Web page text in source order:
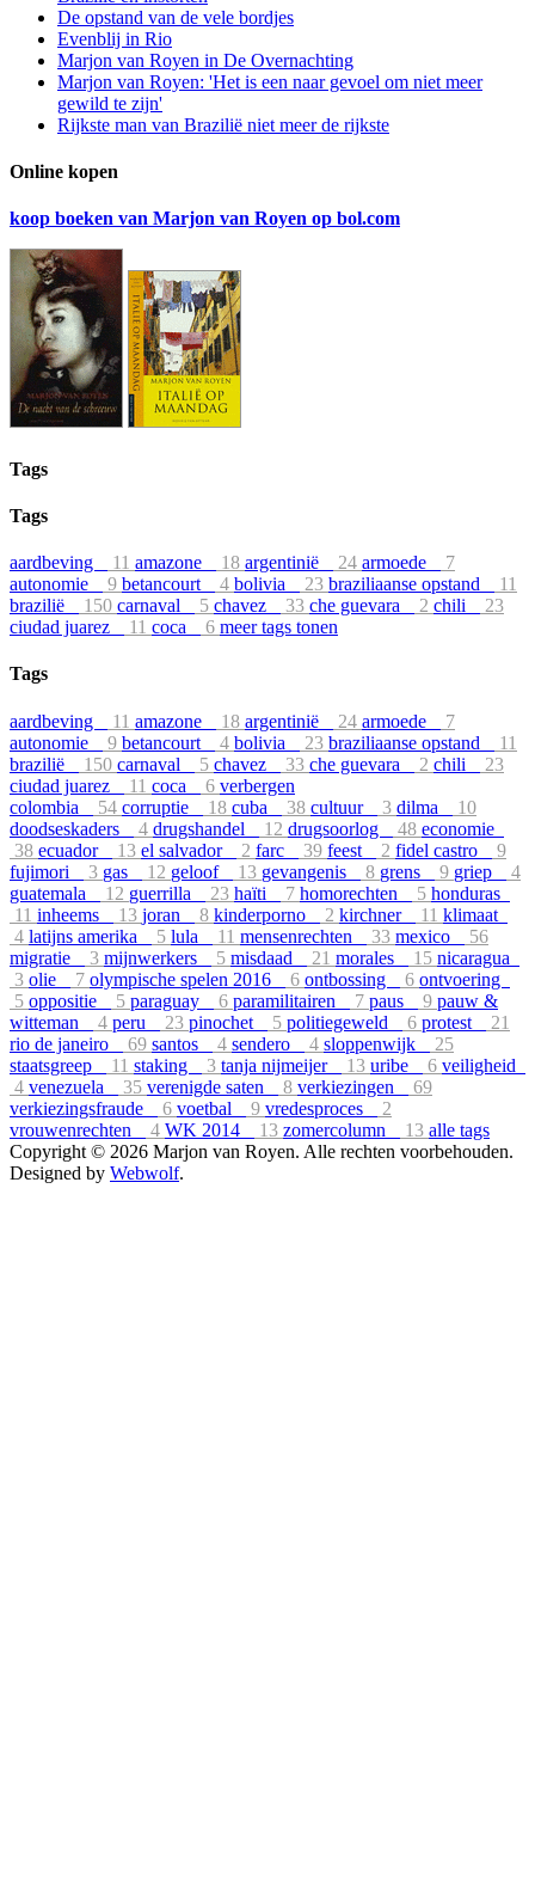
De opstand van de vele bordjes
Evenblij in Rio
Marjon van Royen in De Overnachting
Marjon van Royen: 'Het is een naar gevoel om niet meer
gewild te zijn'
Rijkste man van Brazilië niet meer de rijkste
Online kopen
koop boeken van Marjon van Royen op bol.com
Tags
Tags
aardbeving 11 amazone 18 argentinië 24 armoede
7
autonomie
9 betancourt 4 bolivia 23 braziliaanse opstand
11
brazilië
150 carnaval 5 chavez 33 che guevara 2 chili
23
ciudad juarez
11 coca 6 meer tags tonen
Tags
aardbeving 11 amazone 18 argentinië 24 armoede
7
autonomie
9 betancourt 4 bolivia 23 braziliaanse opstand
11
brazilië
150 carnaval 5 chavez 33 che guevara 2 chili
23
ciudad juarez
11 coca 6 verbergen
colombia
54 corruptie 18 cuba 38 cultuur 3 dilma
10
doodseskaders
4 drugshandel 12 drugsoorlog 48 economie
38 ecuador 13 el salvador 2 farc 39 feest 2 fidel castro
9
fujimori
3 gas 12 geloof 13 gevangenis 8 grens 9 griep
4
guatemala
12 guerrilla 23 haïti 7 homorechten 5 honduras
11 inheems 13 joran 8 kinderporno 2 kirchner 11 klimaat
4 latijns amerika 5 lula 11 mensenrechten 33 mexico
56
migratie
3 mijnwerkers 5 misdaad 21 morales 15 nicaragua
3 olie 7 olympische spelen 2016 6 ontbossing 6 ontvoering
5 oppositie 5 paraguay 6 paramilitairen 7 paus 9 pauw &
witteman
4 peru 23 pinochet 5 politiegeweld 6 protest
21
rio de janeiro
69 santos 4 sendero 4 sloppenwijk
25
staatsgreep
11 staking 3 tanja nijmeijer 13 uribe 6 veiligheid
4 venezuela 35 verenigde saten 8 verkiezingen
69
verkiezingsfraude
6 voetbal 9 vredesproces
2
vrouwenrechten
4 WK 2014 13 zomercolumn 13 alle tags
Copyright © 2026 Marjon van Royen. Alle rechten voorbehouden.
Designed by Webwolf.